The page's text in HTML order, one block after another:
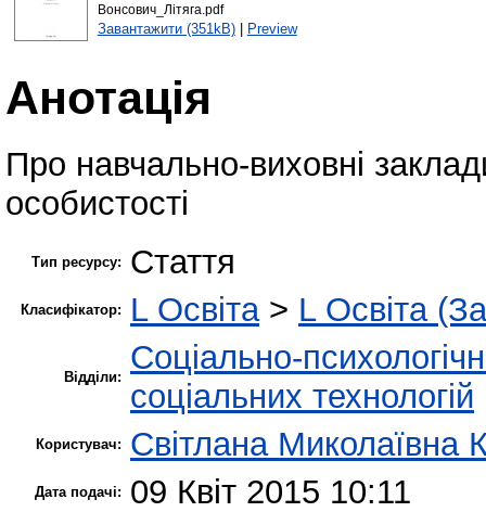
Вонсович_Літяга.pdf
Завантажити (351kB)| Preview
Анотація
Про навчально-виховні
особистості
Тип ресурсу: Стаття
Класифікатор: L Освіта> L Освіта
Відділи:
Соціально-
соціальних технологій
Користувач: Світлана Миколаївна
Дата подачі: 09 Квіт 2015 10:11